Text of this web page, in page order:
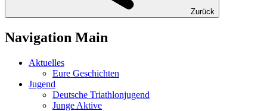
Zurück
Navigation Main
Aktuelles
Eure Geschichten
Jugend
Deutsche Triathlonjugend
Junge Aktive